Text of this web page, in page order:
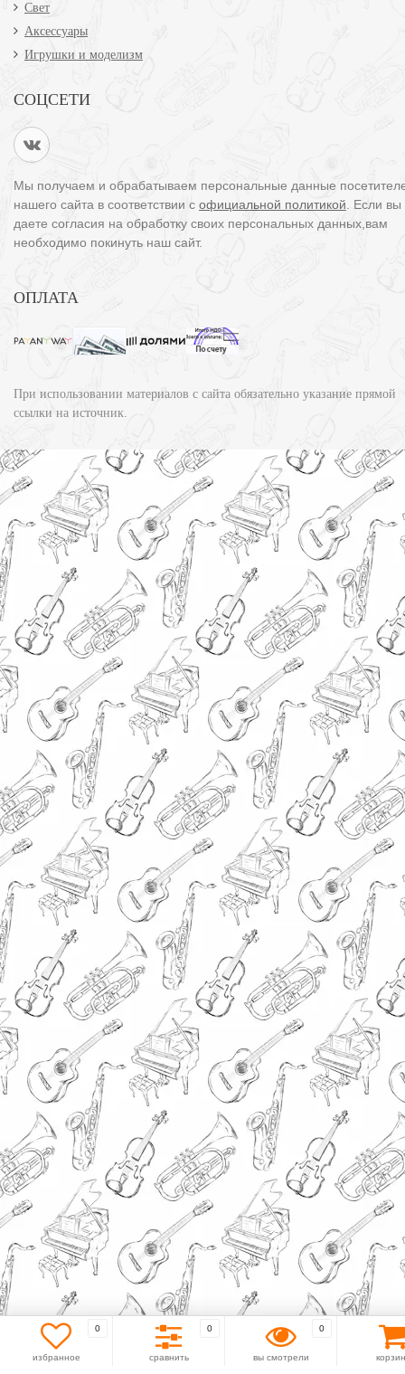
Свет
Аксессуары
Игрушки и моделизм
СОЦСЕТИ
Мы получаем и обрабатываем персональные данные
нашего сайта в соответствии с официальной политикой . Если
даете согласия на обработку своих персональных данных,вам
необходимо покинуть наш сайт.
ОПЛАТА
При использовании материалов с сайта обязательно указание прямой
ссылки на источник.
0
избранное
0
сравнить
0
вы смотрели